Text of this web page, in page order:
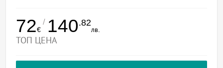
72€
/ 140.82
лв.
ТОП ЦЕНА